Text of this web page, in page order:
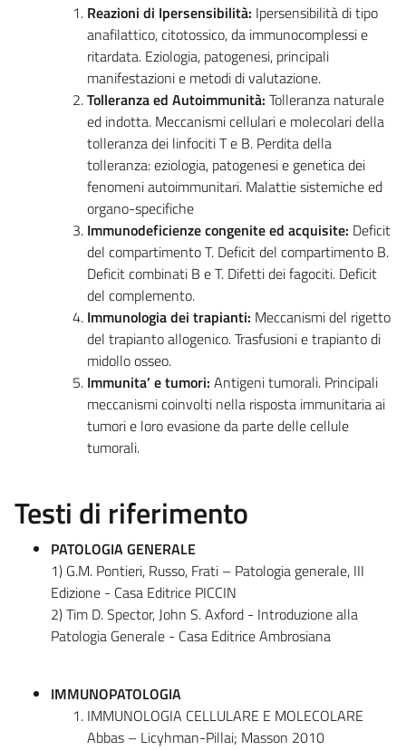
Reazioni di Ipersensibilità: Ipersensibilità di tipo
anafilattico, citotossico, da immunocomplessi e
ritardata. Eziologia, patogenesi, principali
manifestazioni e metodi di valutazione.
Tolleranza ed Autoimmunità: Tolleranza naturale
ed indotta. Meccanismi cellulari e molecolari della
tolleranza dei linfociti T e B. Perdita della
tolleranza: eziologia, patogenesi e genetica dei
fenomeni autoimmunitari. Malattie sistemiche ed
organo-specifiche
Immunodeficienze congenite ed acquisite: Deficit
del compartimento T. Deficit del compartimento B.
Deficit combinati B e T. Difetti dei fagociti. Deficit
del complemento.
Immunologia dei trapianti: Meccanismi del rigetto
del trapianto allogenico. Trasfusioni e trapianto di
midollo osseo.
Immunita’ e tumori: Antigeni tumorali. Principali
meccanismi coinvolti nella risposta immunitaria ai
tumori e loro evasione da parte delle cellule
tumorali.
Testi di riferimento
PATOLOGIA GENERALE
1) G.M. Pontieri, Russo, Frati – Patologia generale, III
Edizione - Casa Editrice PICCIN
2) Tim D. Spector, John S. Axford - Introduzione alla
Patologia Generale - Casa Editrice Ambrosiana
IMMUNOPATOLOGIA
IMMUNOLOGIA CELLULARE E MOLECOLARE
Abbas – Licyhman-Pillai; Masson 2010